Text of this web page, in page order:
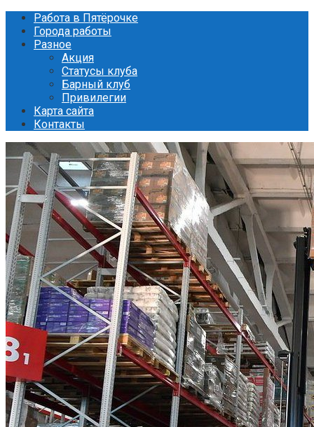
Перейти
контенту
Работа в Пятёрочке
Города работы
Разное
Акция
Статусы клуба
Барный клуб
Привилегии
Карта сайта
Контакты